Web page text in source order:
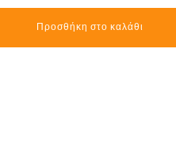
Προσθήκη στο καλάθι